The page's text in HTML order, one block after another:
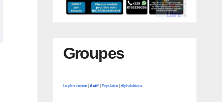
Groupes
Le plus récent Actif Populaire Alphabétique